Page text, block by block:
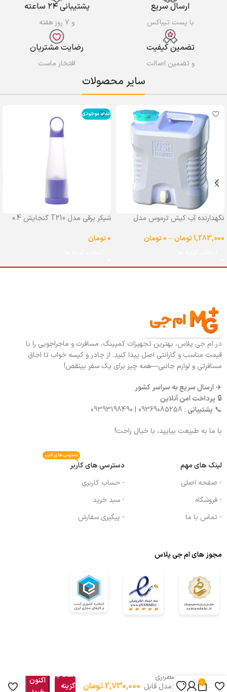
ارسال سریع
با پست تیباکس
پشتیبانی ۲۴ ساعته
و ۷ روز هفته
تضمین کیفیت
و تضمین اصالت
رضایت مشتریان
افتخار ماست
سایر محصولات
نگهدارنده آب کیش ترموس مدل
1,283,000تومان–
0تومان
اتمام موجودی
شیکر برقی مدل T210 گنجایش 0.4
0تومان
در ام جی پلاس، بهترین تجهیزات کمپینگ، مسافرت و ماجراجویی را با
قیمت مناسب و گارانتی اصل پیدا کنید. از چادر و کیسه خواب تا اجاق
مسافرتی و لوازم جانبی—همه چیز برای یک سفر بینقص!
✈️ ارسال سریع به سراسر کشور
🔒 پرداخت امن آنلاین
📞 پشتیبانی: 09369085258 | 09393198490
با ما به طبیعت بیایید، با خیال راحت!
لینک های مهم
- صفحه اصلی
- فروشگاه
- تماس با ما
دسترسی های کاربر
دسترسی های کاربر
- حساب کاربری
- سبد خرید
- پیگیری سفارش
مجوز های ام جی پلاس
چراغ اضطراری
جیپاس مدل قابل 2,730,000تومان
انتخاب
گزینه
اکنون
0